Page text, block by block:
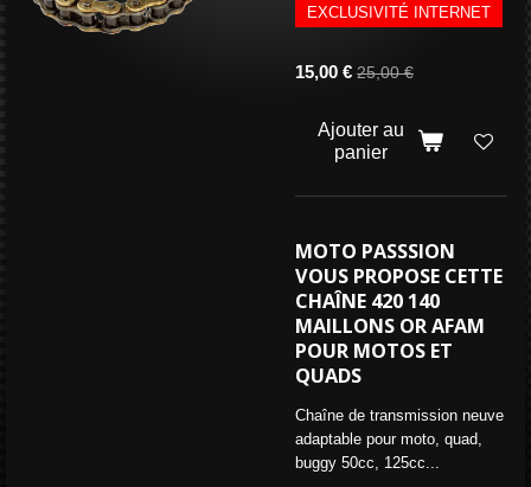
EXCLUSIVITÉ INTERNET
15,00 € 25,00 €
Ajouter au
panier
MOTO PASSSION
VOUS PROPOSE CETTE
CHAÎNE 420 140
MAILLONS OR AFAM
POUR MOTOS ET
QUADS
Chaîne de transmission neuve
adaptable pour moto, quad,
buggy 50cc, 125cc...